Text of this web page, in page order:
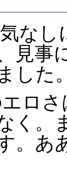
なし
見事
した
ロ
く。
。あ